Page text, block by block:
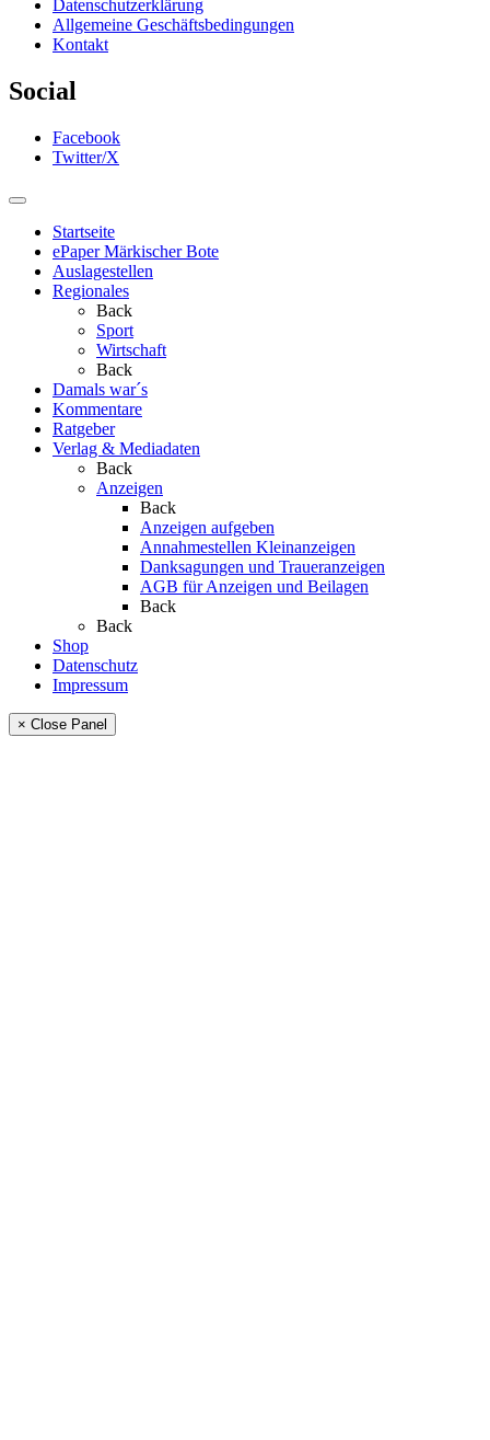
Datenschutzerklärung
Allgemeine Geschäftsbedingungen
Kontakt
Social
Facebook
Twitter/X
Startseite
ePaper Märkischer Bote
Auslagestellen
Regionales
Back
Sport
Wirtschaft
Back
Damals war´s
Kommentare
Ratgeber
Verlag & Mediadaten
Back
Anzeigen
Back
Anzeigen aufgeben
Annahmestellen Kleinanzeigen
Danksagungen und Traueranzeigen
AGB für Anzeigen und Beilagen
Back
Back
Shop
Datenschutz
Impressum
× Close Panel